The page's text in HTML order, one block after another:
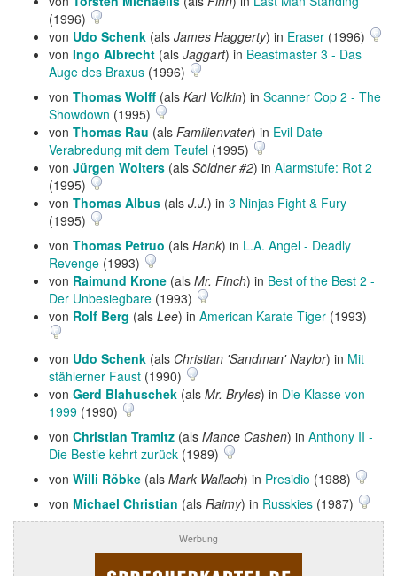
(1996)
von Udo Schenk (als James Haggerty) in Eraser (1996)
von Ingo Albrecht (als Jaggart) in Beastmaster 3 - Das
Auge des Braxus (1996)
von Thomas Wolff (als Karl Volkin) in Scanner Cop 2 - The
Showdown (1995)
von Thomas Rau (als Familienvater) in Evil Date -
Verabredung mit dem Teufel (1995)
von Jürgen Wolters (als Söldner #2) in Alarmstufe: Rot 2
(1995)
von Thomas Albus (als J.J.) in 3 Ninjas Fight & Fury
(1995)
von Thomas Petruo (als Hank) in L.A. Angel - Deadly
Revenge (1993)
von Raimund Krone (als Mr. Finch) in Best of the Best 2 -
Der Unbesiegbare (1993)
von Rolf Berg (als Lee) in American Karate Tiger (1993)
von Udo Schenk (als Christian 'Sandman' Naylor) in Mit
stählerner Faust (1990)
von Gerd Blahuschek (als Mr. Bryles) in Die Klasse von
1999 (1990)
von Christian Tramitz (als Mance Cashen) in Anthony II -
Die Bestie kehrt zurück (1989)
von Willi Röbke (als Mark Wallach) in Presidio (1988)
von Michael Christian (als Raimy) in Russkies (1987)
Werbung